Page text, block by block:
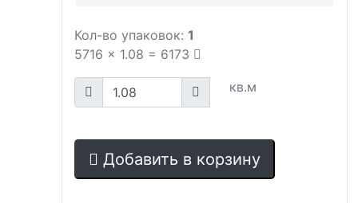
Кол-во упаковок: 1
5716 x 1.08 = 6173
кв.м
Добавить в корзину